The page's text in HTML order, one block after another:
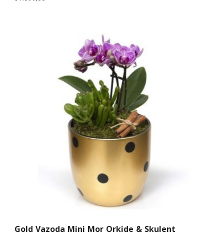
Gold Vazoda Mini Mor Orkide & Skulent